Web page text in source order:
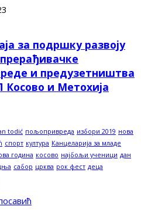
за подршку развоју
и предузетништва
Косово и Метохија
todić пољопривреда избори 2019 нова
спорт култура Канцеларија за младе
година косово најбољи ученици дан
сабор црква рок фест деца